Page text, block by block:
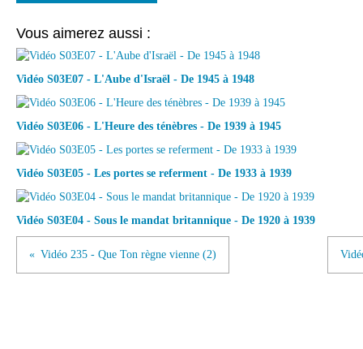
Vous aimerez aussi :
Vidéo S03E07 - L'Aube d'Israël - De 1945 à 1948
Vidéo S03E06 - L'Heure des ténèbres - De 1939 à 1945
Vidéo S03E05 - Les portes se referment - De 1933 à 1939
Vidéo S03E04 - Sous le mandat britannique - De 1920 à 1939
Vidéo 235 - Que Ton règne vienne (2)